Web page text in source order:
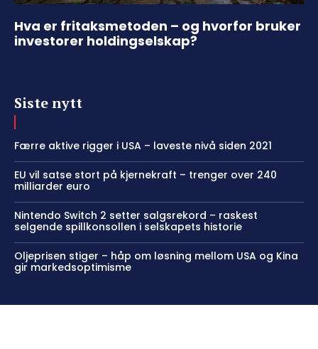
Hva er fritaksmetoden – og hvorfor bruker
investorer holdingselskap?
Siste nytt
Færre aktive rigger i USA – laveste nivå siden 2021
EU vil satse stort på kjernekraft – trenger over 240
milliarder euro
Nintendo Switch 2 setter salgsrekord – raskest
selgende spillkonsollen i selskapets historie
Oljeprisen stiger – håp om løsning mellom USA og Kina
gir markedsoptimisme